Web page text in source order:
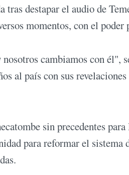
tras destapar el audio de
momentos, con el
cambiamos con él",
al país con sus
sin precedentes
para reformar el